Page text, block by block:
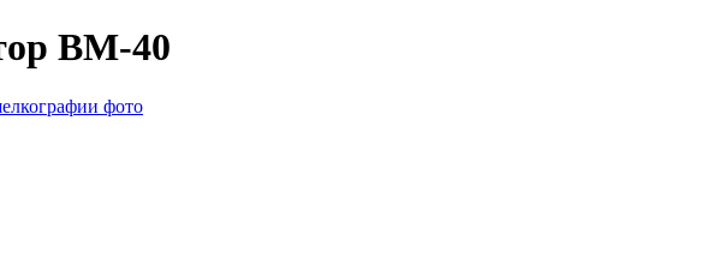
ВМ-40